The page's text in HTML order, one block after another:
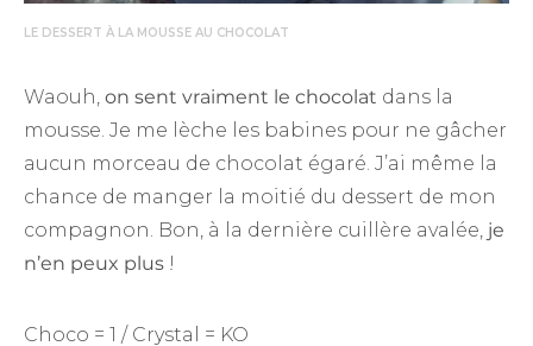
LE DESSERT À LA MOUSSE AU CHOCOLAT
Waouh, on sent vraiment le chocolat dans la
mousse. Je me lèche les babines pour ne gâcher
aucun morceau de chocolat égaré. J’ai même la
chance de manger la moitié du dessert de mon
compagnon. Bon, à la dernière cuillère avalée, je
n’en peux plus !
Choco = 1 / Crystal = KO